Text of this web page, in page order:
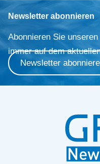
Newsletter abonnieren
Abonnieren Sie
immer auf dem
Newsletter